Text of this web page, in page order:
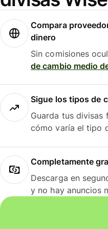
Compara
dinero
Sin comisiones
de cambio medio
Sigue los tipos de
Guarda tus
cómo varía el tipo
Completamente
Descarga en
y no hay anuncios